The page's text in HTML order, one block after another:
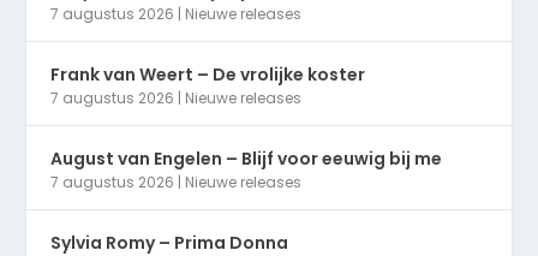
7 augustus 2026 | Nieuwe releases
Frank van Weert – De vrolijke koster
7 augustus 2026 | Nieuwe releases
August van Engelen – Blijf voor eeuwig bij me
7 augustus 2026 | Nieuwe releases
Sylvia Romy – Prima Donna